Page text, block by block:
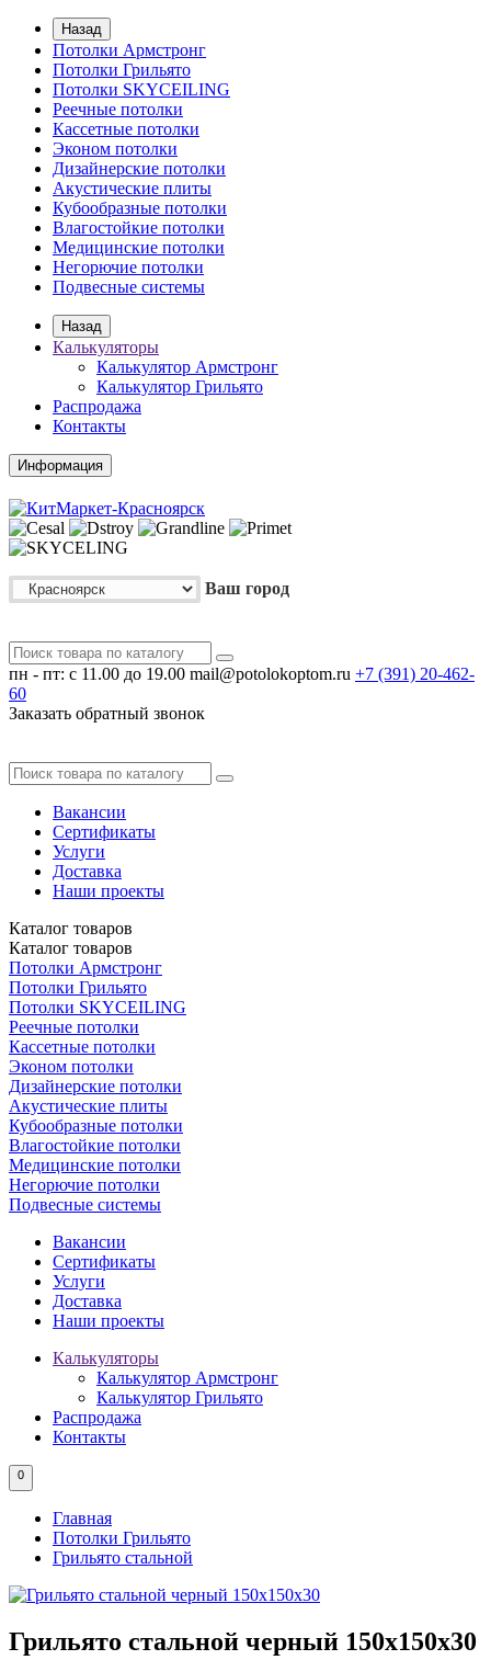
Назад
Потолки Армстронг
Потолки Грильято
Потолки SKYCEILING
Реечные потолки
Кассетные потолки
Эконом потолки
Дизайнерские потолки
Акустические плиты
Кубообразные потолки
Влагостойкие потолки
Медицинские потолки
Негорючие потолки
Подвесные системы
Назад
Калькуляторы
Калькулятор Армстронг
Калькулятор Грильято
Распродажа
Контакты
Информация
Ваш город
пн - пт: с 11.00 до 19.00 mail@potolokoptom.ru +7 (391) 20-462-
60
Заказать обратный звонок
Вакансии
Сертификаты
Услуги
Доставка
Наши проекты
Каталог товаров
Каталог товаров
Потолки Армстронг
Потолки Грильято
Потолки SKYCEILING
Реечные потолки
Кассетные потолки
Эконом потолки
Дизайнерские потолки
Акустические плиты
Кубообразные потолки
Влагостойкие потолки
Медицинские потолки
Негорючие потолки
Подвесные системы
Вакансии
Сертификаты
Услуги
Доставка
Наши проекты
Калькуляторы
Калькулятор Армстронг
Калькулятор Грильято
Распродажа
Контакты
0
Главная
Потолки Грильято
Грильято стальной
Грильято стальной черный 150х150x30